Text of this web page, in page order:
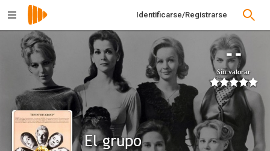
Identificarse/Registrarse
--
Sin valorar
El grupo